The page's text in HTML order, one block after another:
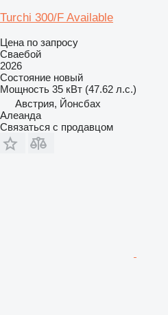
Turchi 300/F Available
Цена по запросу
Сваебой
2026
Состояние новый
Мощность 35 кВт (47.62 л.с.)
Австрия, Йонсбах
Алеанда
Связаться с продавцом